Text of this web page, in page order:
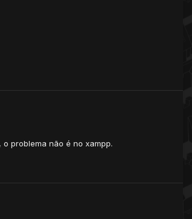
problema não é no xampp.